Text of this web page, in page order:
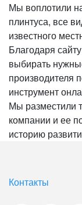
Мы воплотили
плинтуса, все
известного
Благодаря
выбирать
производителя
инструмент
Мы разместили
компании и ее
историю
Контакты